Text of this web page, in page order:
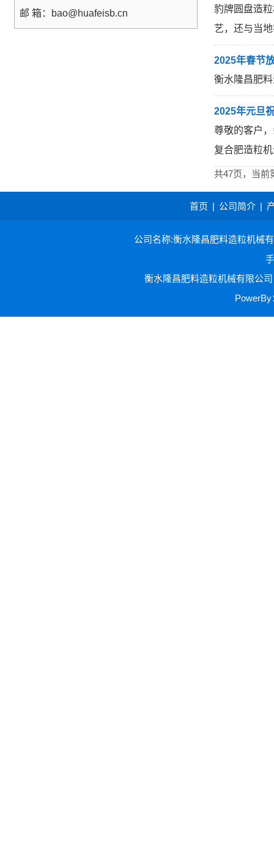
豹牌圆盘造
艺，还与当
2025年春节
衡水隆昌肥
2025年元旦
尊敬的客户
复合肥造粒
共47页，当前
邮 箱：bao@huafeisb.cn
首页 | 公司简介 |
公司名称:衡水隆昌肥料造粒机械
衡水隆昌肥料造粒机械有限公